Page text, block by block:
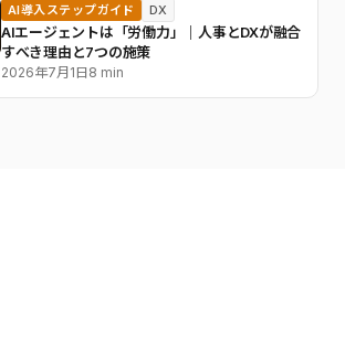
AI導入ステップガイド DX
AIエージェントは「労働力」｜人事とDXが融合
すべき理由と7つの施策
2026年7月1日8 min